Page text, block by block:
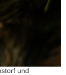
und